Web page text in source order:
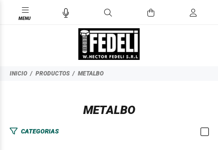
INICIO PRODUCTOS METALBO
METALBO
CATEGORIAS